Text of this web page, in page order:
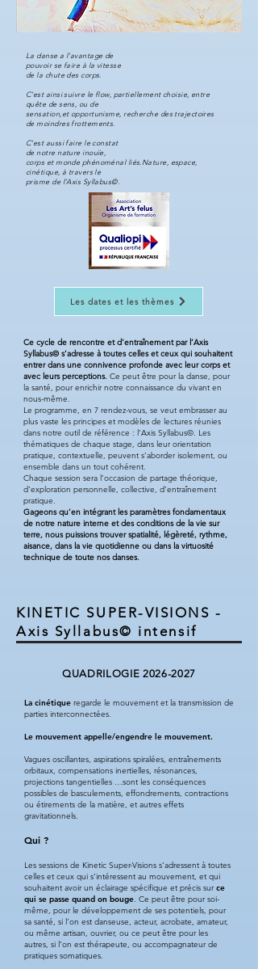
La danse a l’avantage de
pouvoir se faire à la vitesse
de la chute des corps.
C’est ainsi suivre le flow, partiellement choisie, entre
quête de sens, ou de
sensation,et opportunisme, recherche des trajectoires
de moindres frottements.
C’est aussi faire le constat
de notre nature inouïe,
corps et monde phénoménal liés.Nature, espace,
cinétique, à travers le
prisme de l’Axis Syllabus©.
Les dates et les thèmes
Ce cycle de rencontre et d’entraînement par l’Axis
Syllabus© s’adresse à toutes celles et ceux qui souhaitent
entrer dans une connivence profonde avec leur corps et
avec leurs perceptions. Ce peut être pour la danse, pour
la santé, pour enrichir notre connaissance du vivant en
nous-même.
Le programme, en 7 rendez-vous, se veut embrasser au
plus vaste les principes et modèles de lectures réunies
dans notre outil de référence : l’Axis Syllabus©. Les
thématiques de chaque stage, dans leur orientation
pratique, contextuelle, peuvent s’aborder isolement, ou
ensemble dans un tout cohérent.
Chaque session sera l’occasion de partage théorique,
d’exploration personnelle, collective, d’entraînement
pratique.
Gageons qu’en intégrant les paramètres fondamentaux
de notre nature interne et des conditions de la vie sur
terre, nous puissions trouver spatialité, légèreté, rythme,
aisance, dans la vie quotidienne ou dans la virtuosité
technique de toute nos danses.
KINETIC SUPER-VISIONS -
Axis Syllabus© intensif
QUADRILOGIE 2026-2027
La cinétique regarde le mouvement et la transmission de
parties interconnectées.
Le mouvement appelle/engendre le mouvement.
Vagues oscillantes, aspirations spiralées, entraînements
orbitaux, compensations inertielles, résonances,
projections tangentielles …sont les conséquences
possibles de basculements, effondrements, contractions
ou étirements de la matière, et autres effets
gravitationnels.
Qui ?
Les sessions de Kinetic Super-Visions s’adressent à toutes
celles et ceux qui s’intéressent au mouvement, et qui
souhaitent avoir un éclairage spécifique et précis surce
qui se passe quand on bouge. Ce peut être pour soi-
même, pour le développement de ses potentiels, pour
sa santé, si l’on est danseuse, acteur, acrobate, amateur,
ou même artisan, ouvrier, ou ce peut être pour les
autres, si l’on est thérapeute, ou accompagnateur de
pratiques somatiques.